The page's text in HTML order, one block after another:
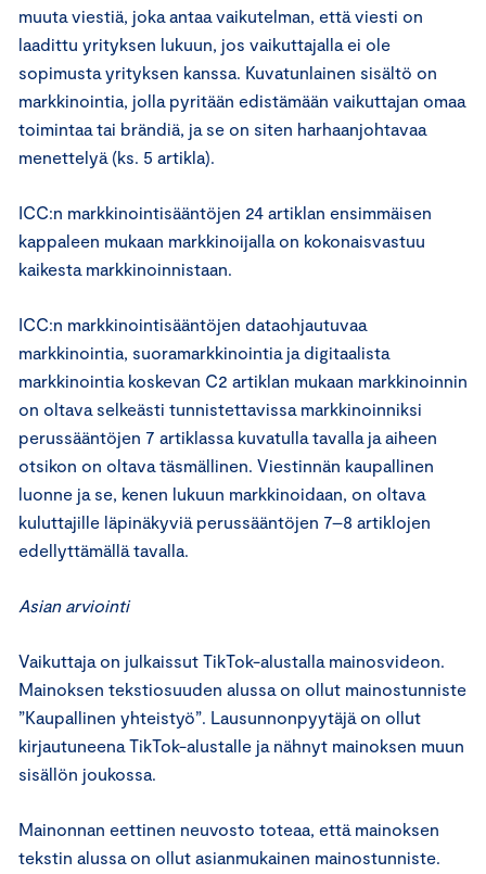
muuta viestiä, joka antaa vaikutelman, että viesti on
laadittu yrityksen lukuun, jos vaikuttajalla ei ole
sopimusta yrityksen kanssa. Kuvatunlainen sisältö on
markkinointia, jolla pyritään edistämään vaikuttajan omaa
toimintaa tai brändiä, ja se on siten harhaanjohtavaa
menettelyä (ks. 5 artikla).
ICC:n markkinointisääntöjen 24 artiklan ensimmäisen
kappaleen mukaan markkinoijalla on kokonaisvastuu
kaikesta markkinoinnistaan.
ICC:n markkinointisääntöjen dataohjautuvaa
markkinointia, suoramarkkinointia ja digitaalista
markkinointia koskevan C2 artiklan mukaan markkinoinnin
on oltava selkeästi tunnistettavissa markkinoinniksi
perussääntöjen 7 artiklassa kuvatulla tavalla ja aiheen
otsikon on oltava täsmällinen. Viestinnän kaupallinen
luonne ja se, kenen lukuun markkinoidaan, on oltava
kuluttajille läpinäkyviä perussääntöjen 7–8 artiklojen
edellyttämällä tavalla.
Asian arviointi
Vaikuttaja on julkaissut TikTok-alustalla mainosvideon.
Mainoksen tekstiosuuden alussa on ollut mainostunniste
”Kaupallinen yhteistyö”. Lausunnonpyytäjä on ollut
kirjautuneena TikTok-alustalle ja nähnyt mainoksen muun
sisällön joukossa.
Mainonnan eettinen neuvosto toteaa, että mainoksen
tekstin alussa on ollut asianmukainen mainostunniste.